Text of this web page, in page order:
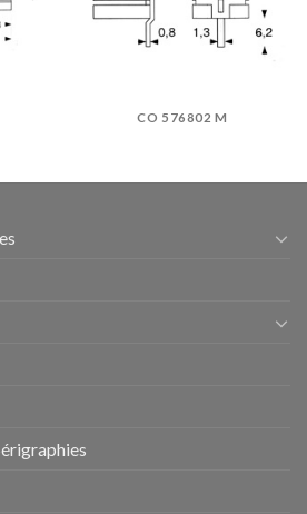
CO 576802 M